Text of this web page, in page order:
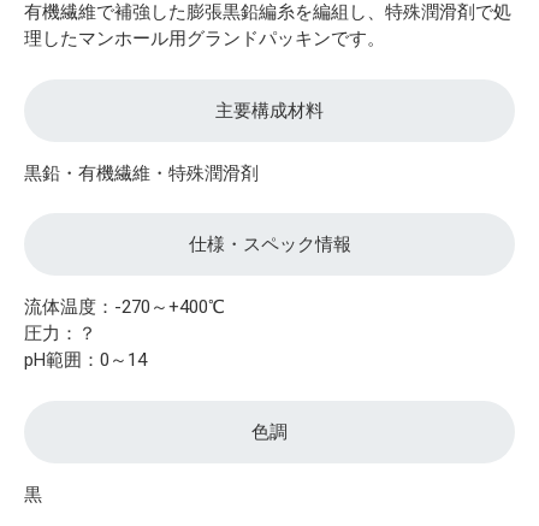
有機繊維で補強した膨張黒鉛編糸を編組し、特殊潤滑剤で処
理したマンホール用グランドパッキンです。
主要構成材料
黒鉛・有機繊維・特殊潤滑剤
仕様・スペック情報
流体温度：-270～+400℃
圧力：？
pH範囲：0～14
色調
黒